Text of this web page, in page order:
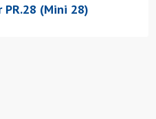
PR.28 (Mini 28)